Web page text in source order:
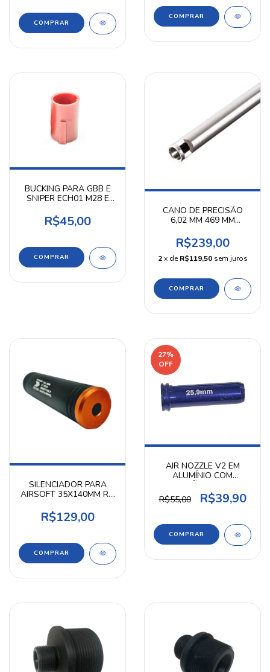
COMPRAR
BUCKING PARA GBB E
SNIPER ECH01 M28 E
R$45,00
CANO DE PRECISÃO
6,02 MM 469 MM
R$239,00
2 x deR$119,50 sem juros
SILENCIADOR PARA
AIRSOFT 35X140MM R.E
R$129,00
27%
OFF
AIR NOZZLE V2 EM
ALUMÍNIO COM
AIRPRESS
R$55,00 R$39,90